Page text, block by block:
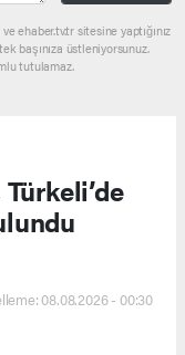
ehaber.tv.tr sitesine yaptığınız
başınıza üstleniyorsunuz.
tutulamaz.
08.08.2026 - 00:30